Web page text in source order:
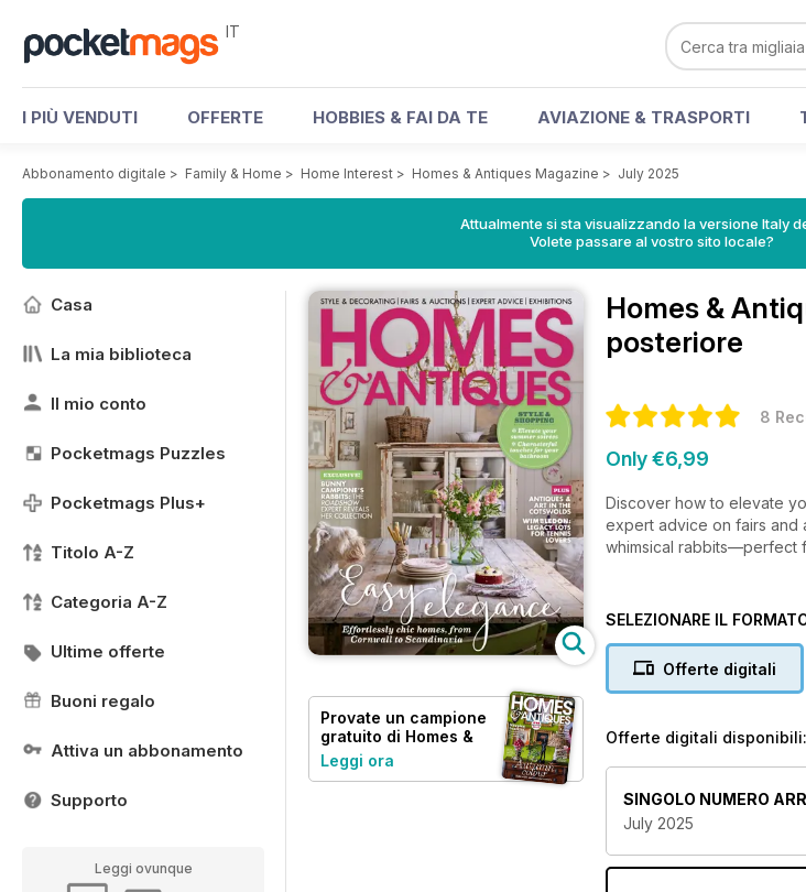
IT
I PIÙ VENDUTI OFFERTE HOBBIES & FAI DA TE AVIAZIONE & TRASPORTI
Abbonamento digitale > Family & Home > Home Interest > Homes & Antiques Magazine > July 2025
Attualmente si sta visualizzando la versione Italy
Volete passare al vostro sito locale?
Casa
La mia biblioteca
Il mio conto
Pocketmags Puzzles
Pocketmags Plus+
Titolo A-Z
Categoria A-Z
Ultime offerte
Buoni regalo
Attiva un abbonamento
Supporto
Leggi ovunque
Provate un campione
gratuito di Homes &
Antiques Magazine
Leggi ora
Homes &
posteriore
8
Only €6,99
Discover how to elevate
expert advice on fairs and
whimsical rabbits—perfect
SELEZIONARE IL
Offerte digitali
Offerte digitali disponibili:
SINGOLO NUMERO
July 2025